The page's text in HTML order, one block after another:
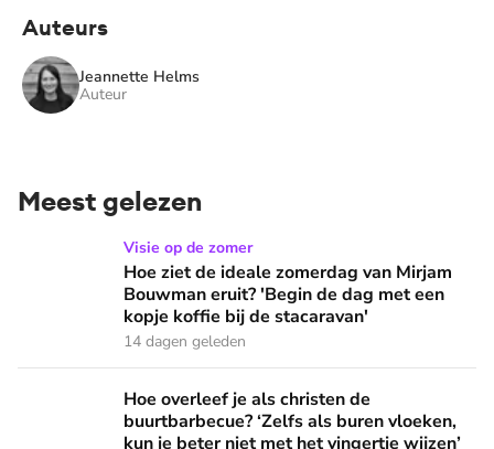
Auteurs
Jeannette Helms
Auteur
Meest gelezen
Hoe ziet de ideale zomerdag van Mirjam Bouwman eruit?
Visie op de zomer
Hoe ziet de ideale zomerdag van Mirjam
Bouwman eruit? 'Begin de dag met een
kopje koffie bij de stacaravan'
14 dagen geleden
Hoe overleef je als christen de buurtbarbecue? ‘Zelfs als
Hoe overleef je als christen de
buurtbarbecue? ‘Zelfs als buren vloeken,
kun je beter niet met het vingertje wijzen’